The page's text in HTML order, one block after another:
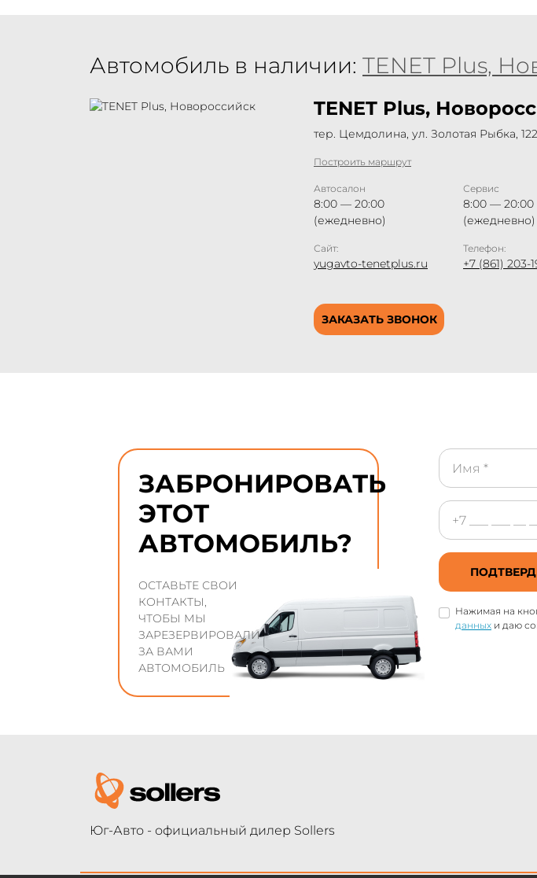
Автомобиль в наличии: TENET Plus,
TENET Plus,
тер. Цемдолина, ул. Золотая Рыбка,
Построить маршрут
Автосалон
8:00 — 20:00
(ежедневно)
Сервис
8:00 — 20:00
(ежедневно)
Сайт:
yugavto-tenetplus.ru
Телефон:
+7 (861) 203-
ЗАКАЗАТЬ ЗВОНОК
ЗАБРОНИРОВАТЬ
ЭТОТ
АВТОМОБИЛЬ?
ОСТАВЬТЕ СВОИ
КОНТАКТЫ,
ЧТОБЫ МЫ
ЗАРЕЗЕРВИРОВАЛИ
ЗА ВАМИ
АВТОМОБИЛЬ
Нажимая на
данных и даю
Юг-Авто - официальный дилер Sollers